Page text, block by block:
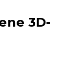
3D-